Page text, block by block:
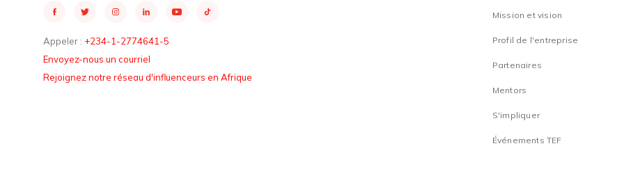
Appeler : +234-1-2774641-5
Envoyez-nous un courriel
Rejoignez notre réseau d'influenceurs en Afrique
Mission et vision
Profil de l'entreprise
Partenaires
Mentors
S'impliquer
Événements TEF